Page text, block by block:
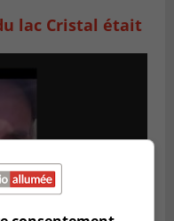
lac Cristal était